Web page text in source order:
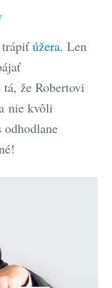
trápiťúžera. Len
tá, že Robertovi
nie kvôli
odhodlane